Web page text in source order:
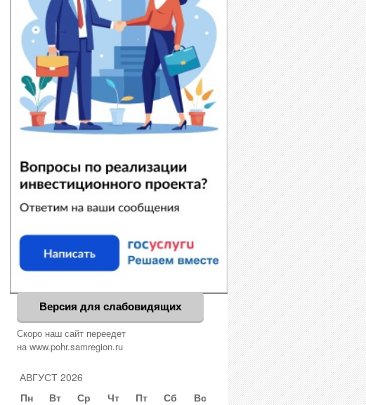
Версия для слабовидящих
Скоро наш сайт переедет
на www.pohr.samregion.ru
АВГУСТ 2026
Пн
Вт Ср Чт Пт Сб Вс